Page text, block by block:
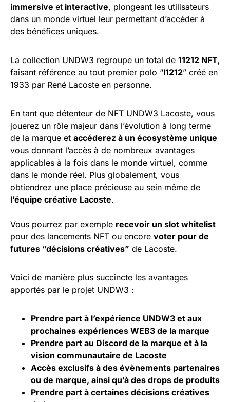
immersive et interactive, plongeant les utilisateurs
dans un monde virtuel leur permettant d’accéder à
des bénéfices uniques.
La collection UNDW3 regroupe un total de 11212 NFT,
faisant référence au tout premier polo “l1212” créé en
1933 par René Lacoste en personne.
En tant que détenteur de NFT UNDW3 Lacoste, vous
jouerez un rôle majeur dans l’évolution à long terme
de la marque et accéderez à un écosystème unique
vous donnant l’accès à de nombreux avantages
applicables à la fois dans le monde virtuel, comme
dans le monde réel. Plus globalement, vous
obtiendrez une place précieuse au sein même de
l’équipe créative Lacoste.
Vous pourrez par exemple recevoir un slot whitelist
pour des lancements NFT ou encore voter pour de
futures “décisions créatives” de Lacoste.
Voici de manière plus succincte les avantages
apportés par le projet UNDW3 :
Prendre part à l’expérience UNDW3 et aux
prochaines expériences WEB3 de la marque
Prendre part au Discord de la marque et à la
vision communautaire de Lacoste
Accès exclusifs à des évènements partenaires
ou de marque, ainsi qu’à des drops de produits
Prendre part à certaines décisions créatives